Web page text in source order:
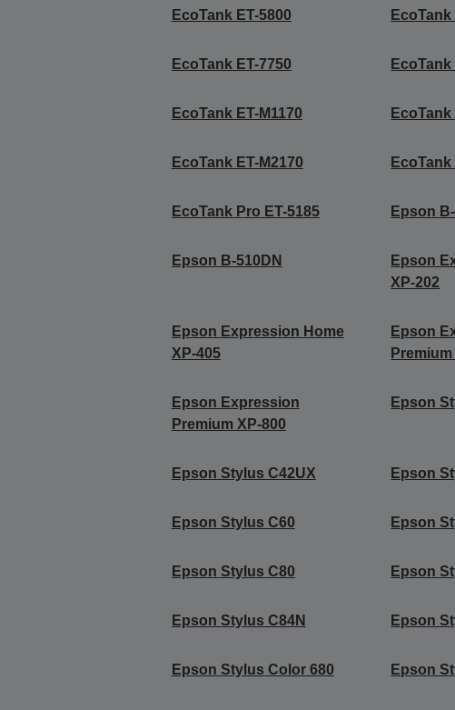
EcoTank ET-5800 EcoTank
EcoTank ET-7750 EcoTank
EcoTank ET-M1170 EcoTank
EcoTank ET-M2170 EcoTank
EcoTank Pro ET-5185 Epson
Epson B-510DN
Epson
XP-202
Epson Expression Home
XP-405
Epson
Premium
Epson Expression
Premium XP-800
Epson
Epson Stylus C42UX Epson
Epson Stylus C60 Epson
Epson Stylus C80 Epson
Epson Stylus C84N Epson
Epson Stylus Color 680 Epson